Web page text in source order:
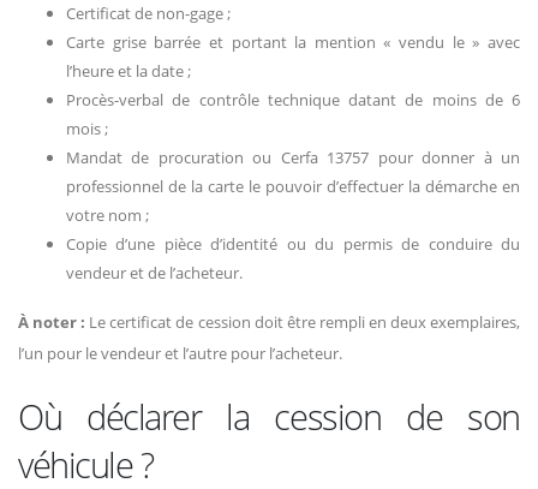
Certificat de non-gage ;
Carte grise barrée et portant la mention « vendu le » avec
l’heure et la date ;
Procès-verbal de contrôle technique datant de moins de 6
mois ;
Mandat de procuration ou Cerfa 13757 pour donner à un
professionnel de la carte le pouvoir d’effectuer la démarche en
votre nom ;
Copie d’une pièce d’identité ou du permis de conduire du
vendeur et de l’acheteur.
À noter : Le certificat de cession doit être rempli en deux exemplaires,
l’un pour le vendeur et l’autre pour l’acheteur.
Où déclarer la cession de son
véhicule ?